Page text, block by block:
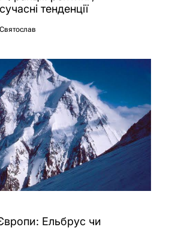
тенденції
Ельбрус чи